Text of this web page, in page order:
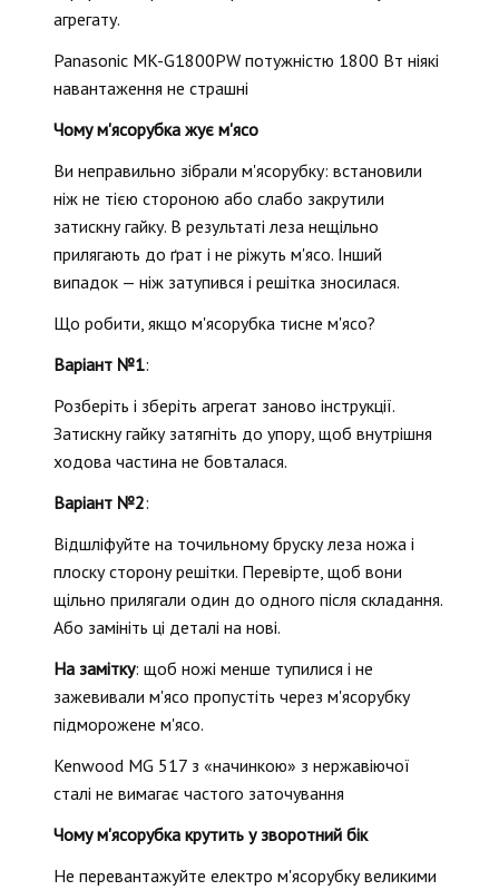
агрегату.
Panasonic MK-G1800PW потужністю 1800 Вт ніякі
навантаження не страшні
Чому м'ясорубка жує м'ясо
Ви неправильно зібрали м'ясорубку: встановили
ніж не тією стороною або слабо закрутили
затискну гайку. В результаті леза нещільно
прилягають до ґрат і не ріжуть м'ясо. Інший
випадок — ніж затупився і решітка зносилася.
Що робити, якщо м'ясорубка тисне м'ясо?
Варіант №1:
Розберіть і зберіть агрегат заново інструкції.
Затискну гайку затягніть до упору, щоб внутрішня
ходова частина не бовталася.
Варіант №2:
Відшліфуйте на точильному бруску леза ножа і
плоску сторону решітки. Перевірте, щоб вони
щільно прилягали один до одного після складання.
Або замініть ці деталі на нові.
На замітку: щоб ножі менше тупилися і не
зажевивали м'ясо пропустіть через м'ясорубку
підморожене м'ясо.
Kenwood MG 517 з «начинкою» з нержавіючої
сталі не вимагає частого заточування
Чому м'ясорубка крутить у зворотний бік
Не перевантажуйте електро м'ясорубку великими